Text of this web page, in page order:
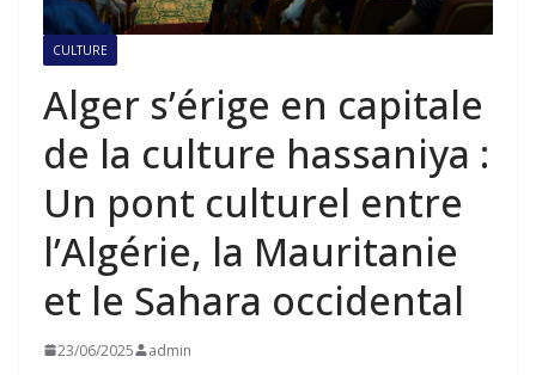
CULTURE
Alger s’érige en capitale
de la culture hassaniya :
Un pont culturel entre
l’Algérie, la Mauritanie
et le Sahara occidental
23/06/2025 admin